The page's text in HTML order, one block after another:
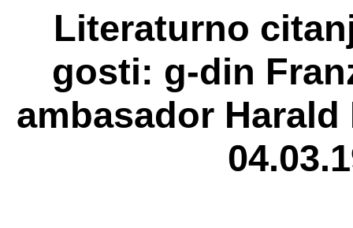
Literaturno
gosti: g-din
ambasador